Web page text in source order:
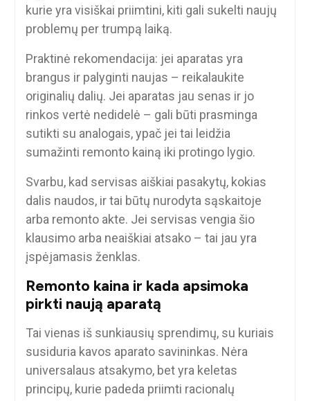
kurie yra visiškai priimtini, kiti gali sukelti naujų
problemų per trumpą laiką.
Praktinė rekomendacija: jei aparatas yra
brangus ir palyginti naujas – reikalaukite
originalių dalių. Jei aparatas jau senas ir jo
rinkos vertė nedidelė – gali būti prasminga
sutikti su analogais, ypač jei tai leidžia
sumažinti remonto kainą iki protingo lygio.
Svarbu, kad servisas aiškiai pasakytų, kokias
dalis naudos, ir tai būtų nurodyta sąskaitoje
arba remonto akte. Jei servisas vengia šio
klausimo arba neaiškiai atsako – tai jau yra
įspėjamasis ženklas.
Remonto kaina ir kada apsimoka
pirkti naują aparatą
Tai vienas iš sunkiausių sprendimų, su kuriais
susiduria kavos aparato savininkas. Nėra
universalaus atsakymo, bet yra keletas
principų, kurie padeda priimti racionalų